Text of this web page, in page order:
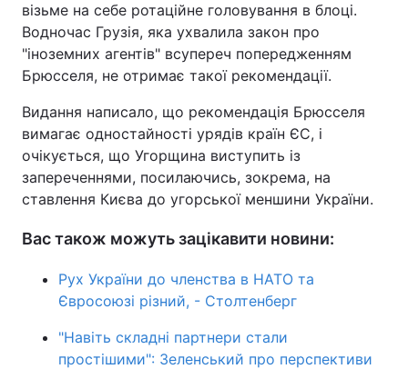
візьме на себе ротаційне головування в блоці.
Водночас Грузія, яка ухвалила закон про
"іноземних агентів" всупереч попередженням
Брюсселя, не отримає такої рекомендації.
Видання написало, що рекомендація Брюсселя
вимагає одностайності урядів країн ЄС, і
очікується, що Угорщина виступить із
запереченнями, посилаючись, зокрема, на
ставлення Києва до угорської меншини України.
Вас також можуть зацікавити новини:
Рух України до членства в НАТО та
Євросоюзі різний, - Столтенберг
"Навіть складні партнери стали
простішими": Зеленський про перспективи